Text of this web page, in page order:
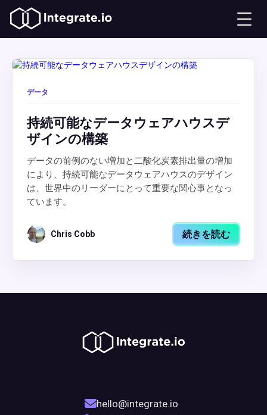
データ
持続可能なデータウェアハウスデ
ザインの構築
データの前例のない増加と二酸化炭素排出量の増加
により、持続可能なデータウェアハウスのデザイン
は、世界中のリーダーにとって重要な関心事となっ
ています。
Chris Cobb 続きを読む
hello@integrate.io